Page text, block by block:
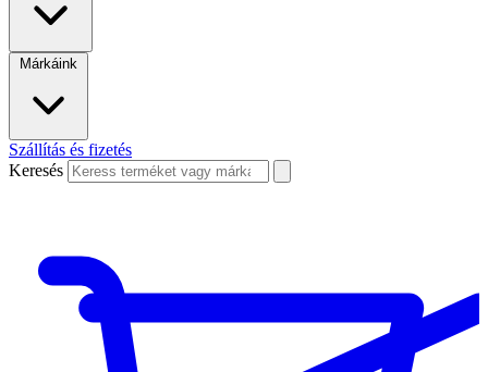
Márkáink
Szállítás és fizetés
Keresés